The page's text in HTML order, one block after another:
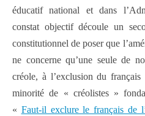
éducatif national et dans
constat objectif découle un
constitutionnel de poser que
ne concerne qu’une seule de
créole, à l’exclusion du
minorité de « créolistes »
« Faut-il exclure le français de